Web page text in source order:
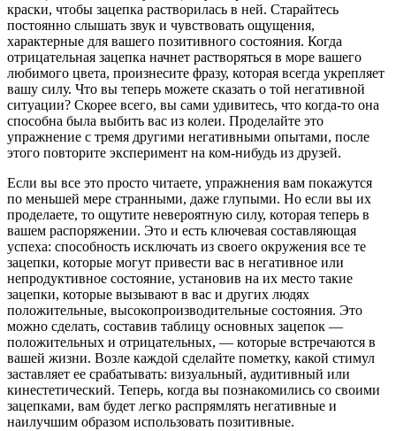
краски, чтобы зацепка растворилась в ней. Старайтесь
постоянно слышать звук и чувствовать ощущения,
характерные для вашего позитивного состояния. Когда
отрицательная зацепка начнет растворяться в море вашего
любимого цвета, произнесите фразу, которая всегда укрепляет
вашу силу. Что вы теперь можете сказать о той негативной
ситуации? Скорее всего, вы сами удивитесь, что когда-то она
способна была выбить вас из колеи. Проделайте это
упражнение с тремя другими негативными опытами, после
этого повторите эксперимент на ком-нибудь из друзей.
Если вы все это просто читаете, упражнения вам покажутся
по меньшей мере странными, даже глупыми. Но если вы их
проделаете, то ощутите невероятную силу, которая теперь в
вашем распоряжении. Это и есть ключевая составляющая
успеха: способность исключать из своего окружения все те
зацепки, которые могут привести вас в негативное или
непродуктивное состояние, установив на их место такие
зацепки, которые вызывают в вас и других людях
положительные, высокопроизводительные состояния. Это
можно сделать, составив таблицу основных зацепок —
положительных и отрицательных, — которые встречаются в
вашей жизни. Возле каждой сделайте пометку, какой стимул
заставляет ее срабатывать: визуальный, аудитивный или
кинестетический. Теперь, когда вы познакомились со своими
зацепками, вам будет легко распрямлять негативные и
наилучшим образом использовать позитивные.